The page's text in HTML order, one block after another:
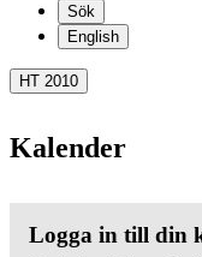
Sök
English
HT 2010
Kalender
Logga in till din